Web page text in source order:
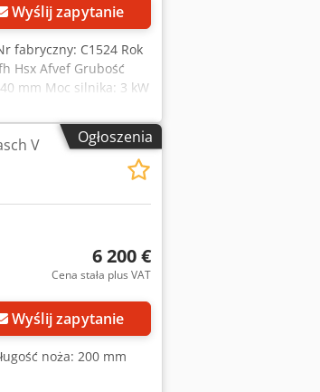
Wyślij zapytanie
fabryczny: C1524 Rok
Hsx Afvef Grubość
mm Moc silnika: 3 kW
kąt
i lewej stronie -
sztuki regulowanych
w blacie stołu - Noże
x 950 x 1470 mm Waga:
Ogłoszenia
V
6 200 €
Cena stała plus VAT
Wyślij zapytanie
noża: 200 mm